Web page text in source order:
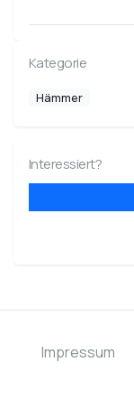
Kategorie
Hämmer
Interessiert?
Impressum